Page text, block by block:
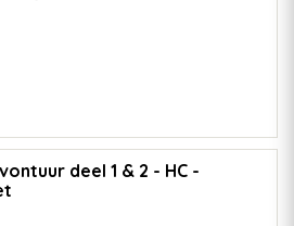
deel 1 & 2 - HC -